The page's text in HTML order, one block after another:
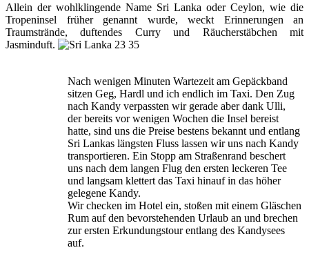
Allein der wohlklingende Name Sri Lanka oder Ceylon, wie die
Tropeninsel früher genannt wurde, weckt Erinnerungen an
Traumstrände, duftendes Curry und Räucherstäbchen mit
Jasminduft.
Nach wenigen Minuten Wartezeit am Gepäckband
sitzen Geg, Hardl und ich endlich im Taxi. Den Zug
nach Kandy verpassten wir gerade aber dank Ulli,
der bereits vor wenigen Wochen die Insel bereist
hatte, sind uns die Preise bestens bekannt und entlang
Sri Lankas längsten Fluss lassen wir uns nach Kandy
transportieren. Ein Stopp am Straßenrand beschert
uns nach dem langen Flug den ersten leckeren Tee
und langsam klettert das Taxi hinauf in das höher
gelegene Kandy.
Wir checken im Hotel ein, stoßen mit einem Gläschen
Rum auf den bevorstehenden Urlaub an und brechen
zur ersten Erkundungstour entlang des Kandysees
auf.